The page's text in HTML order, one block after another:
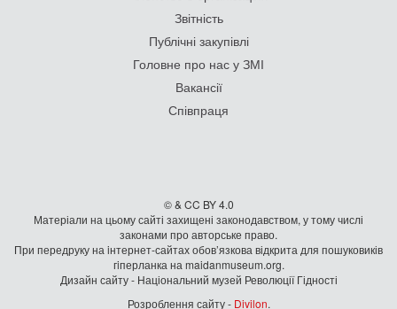
Звітність
Публічні закупівлі
Головне про нас у ЗМІ
Вакансії
Співпраця
© & CC BY 4.0
Матеріали на цьому сайті захищені законодавством, у тому числі
законами про авторське право.
При передруку на iнтернет-сайтах обов’язкова відкрита для пошуковиків
гiперланка на maidanmuseum.org.
Дизайн сайту - Національний музей Революції Гідності
Розроблення сайту - Divilon.